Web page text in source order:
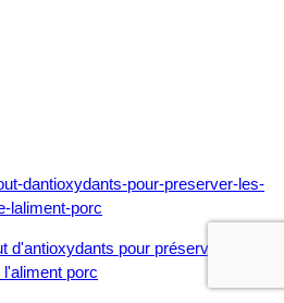
d'antioxydants pour préserver les
porc